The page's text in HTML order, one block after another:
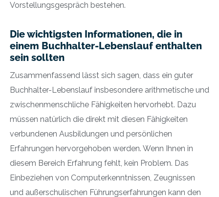
Vorstellungsgespräch bestehen.
Die wichtigsten Informationen, die in
einem Buchhalter-Lebenslauf enthalten
sein sollten
Zusammenfassend lässt sich sagen, dass ein guter
Buchhalter-Lebenslauf insbesondere arithmetische und
zwischenmenschliche Fähigkeiten hervorhebt. Dazu
müssen natürlich die direkt mit diesen Fähigkeiten
verbundenen Ausbildungen und persönlichen
Erfahrungen hervorgehoben werden. Wenn Ihnen in
diesem Bereich Erfahrung fehlt, kein Problem. Das
Einbeziehen von Computerkenntnissen, Zeugnissen
und außerschulischen Führungserfahrungen kann den